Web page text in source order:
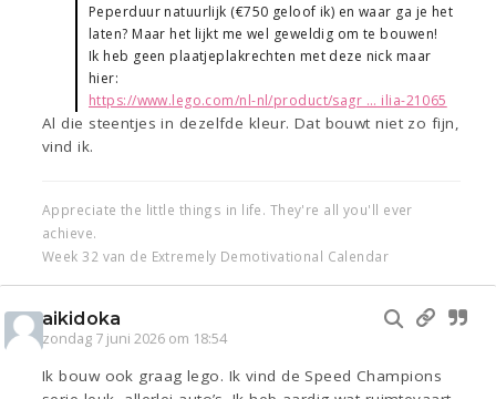
Peperduur natuurlijk (€750 geloof ik) en waar ga je het
laten? Maar het lijkt me wel geweldig om te bouwen!
Ik heb geen plaatjeplakrechten met deze nick maar
hier:
https://www.lego.com/nl-nl/product/sagr ... ilia-21065
Al die steentjes in dezelfde kleur. Dat bouwt niet zo fijn,
vind ik.
Appreciate the little things in life. They're all you'll ever
achieve.
Week 32 van de Extremely Demotivational Calendar
aikidoka
zondag 7 juni 2026 om 18:54
Ik bouw ook graag lego. Ik vind de Speed Champions